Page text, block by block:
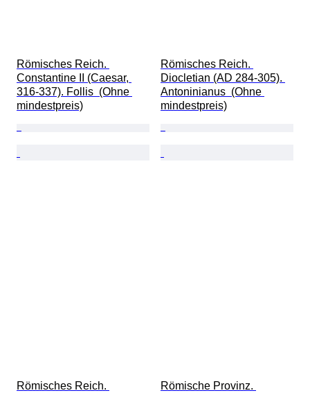
Römisches Reich.
Constantine II (Caesar,
316-337). Follis  (Ohne
mindestpreis)
Römisches Reich.
Diocletian (AD 284-305).
Antoninianus  (Ohne
mindestpreis)
Römisches Reich.
Römische Provinz.